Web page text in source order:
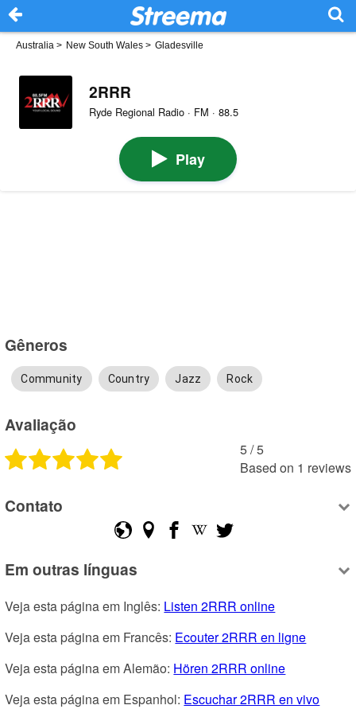
Australia > New South Wales > Gladesville
2RRR
Ryde Regional Radio · FM · 88.5
Play
Gêneros
Community Country Jazz Rock
Avaliação
5 /5
Based on 1 reviews
Contato
Em outras línguas
Veja esta página em Inglês: Listen 2RRR online
Veja esta página em Francês: Ecouter 2RRR en ligne
Veja esta página em Alemão: Hören 2RRR online
Veja esta página em Espanhol: Escuchar 2RRR en vivo